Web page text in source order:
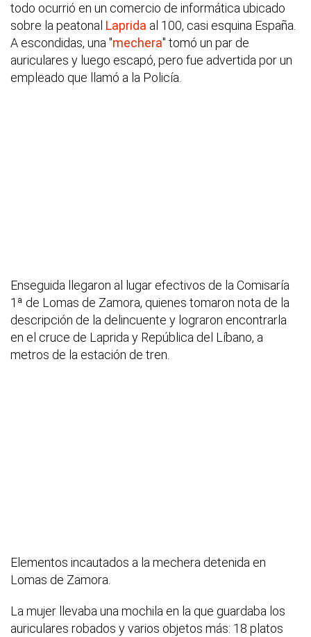
todo ocurrió en un comercio de informática ubicado
sobre la peatonal Laprida al 100, casi esquina España.
A escondidas, una "mechera" tomó un par de
auriculares y luego escapó, pero fue advertida por un
empleado que llamó a la Policía.
Enseguida llegaron al lugar efectivos de la Comisaría
1ª de Lomas de Zamora, quienes tomaron nota de la
descripción de la delincuente y lograron encontrarla
en el cruce de Laprida y República del Líbano, a
metros de la estación de tren.
Elementos incautados a la mechera detenida en
Lomas de Zamora.
La mujer llevaba una mochila en la que guardaba los
auriculares robados y varios objetos más: 18 platos